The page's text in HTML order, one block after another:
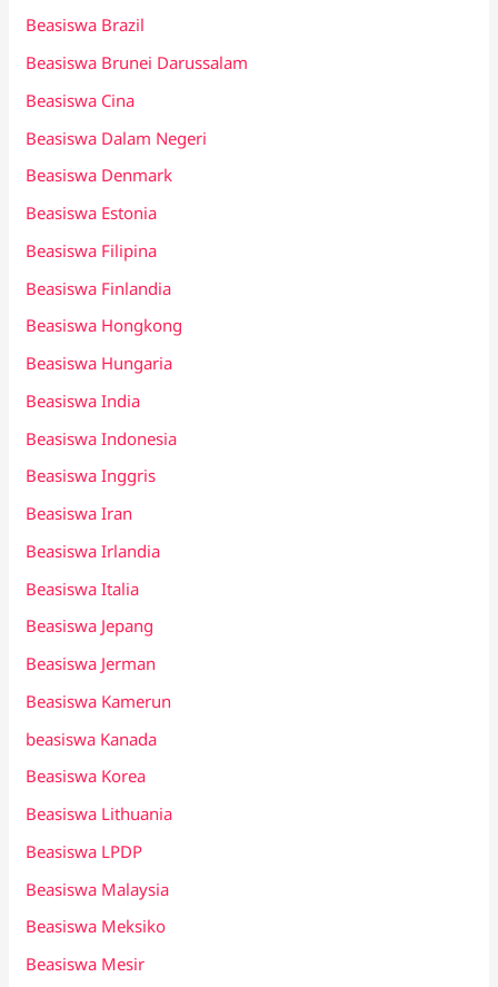
Beasiswa Brazil
Beasiswa Brunei Darussalam
Beasiswa Cina
Beasiswa Dalam Negeri
Beasiswa Denmark
Beasiswa Estonia
Beasiswa Filipina
Beasiswa Finlandia
Beasiswa Hongkong
Beasiswa Hungaria
Beasiswa India
Beasiswa Indonesia
Beasiswa Inggris
Beasiswa Iran
Beasiswa Irlandia
Beasiswa Italia
Beasiswa Jepang
Beasiswa Jerman
Beasiswa Kamerun
beasiswa Kanada
Beasiswa Korea
Beasiswa Lithuania
Beasiswa LPDP
Beasiswa Malaysia
Beasiswa Meksiko
Beasiswa Mesir